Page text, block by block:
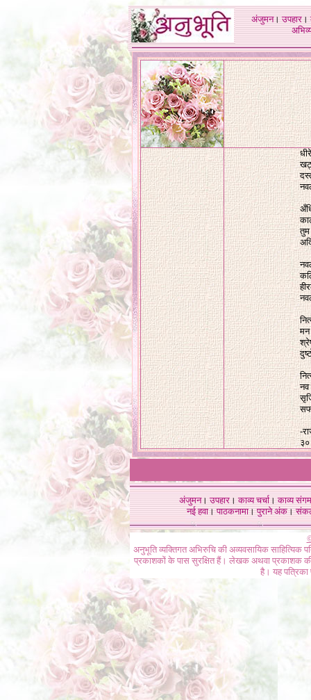
अंजुमन।उपहार।
तुम
मन
नव
-
अंजुमन।उपहार।काव्य चर्चा।काव्य संगम
नई हवा। पाठकनामा। पुराने अंक।
अनुभूति व्यक्तिगत अभिरुचि की अव्यवसायिक
प्रकाशकों के पास सुरक्षित हैं। लेखक अथवा प्रकाशक की
है। यह पत्रिका